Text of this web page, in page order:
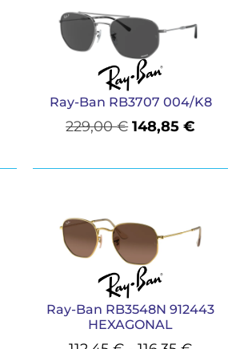
Ray-Ban RB3707 004/K8
229,00€ 148,85€
Ray-Ban RB3548N 912443
HEXAGONAL